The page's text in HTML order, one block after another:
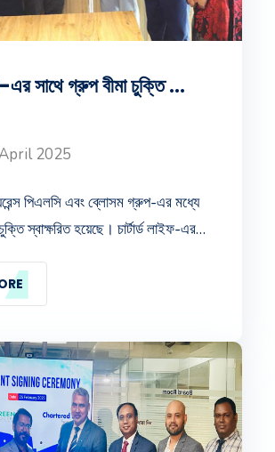
ব্লোসম গ্রুপ-এর সাথে গ্রুপ বীমা চুক্তি স্বাক্ষরিত
2025
পিএলসি এবং ব্লোসম গ্রুপ-এর মধ্যে
স্বাক্ষরিত হয়েছে। চার্টার্ড লাইফ-এর
ডিরেক্টর জনাব মুনতাসির
পক্ষে চুক্তি স্বাক্ষর করেন।